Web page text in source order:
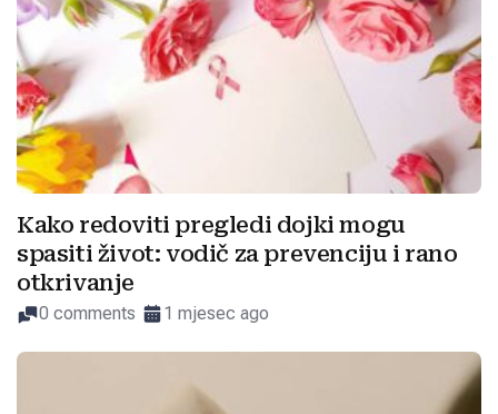
Kako redoviti pregledi dojki mogu
spasiti život: vodič za prevenciju i rano
otkrivanje
0 comments 1 mjesec ago